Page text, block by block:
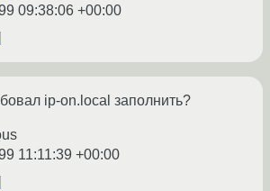
09:38:06 +00:00
ip-on.local заполнить?
11:11:39 +00:00